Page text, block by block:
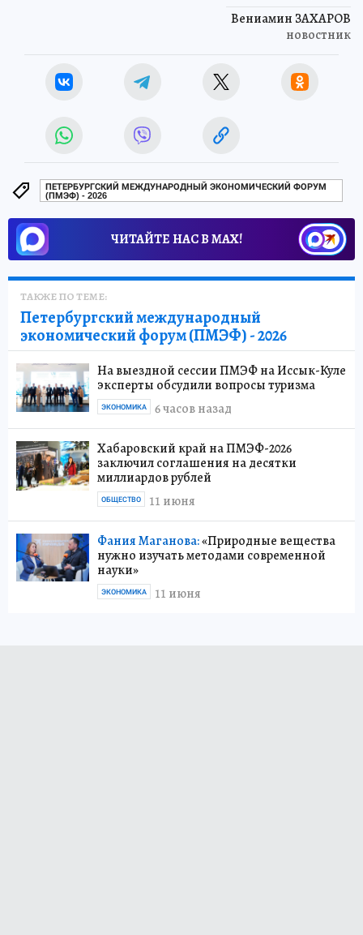
Вениамин ЗАХАРОВ
новостник
ПЕТЕРБУРГСКИЙ МЕЖДУНАРОДНЫЙ ЭКОНОМИЧЕСКИЙ ФОРУМ
(ПМЭФ) - 2026
ЧИТАЙТЕ НАС В МАХ!
ТАКЖЕ ПО ТЕМЕ:
Петербургский международный
экономический форум (ПМЭФ) - 2026
На выездной сессии ПМЭФ на Иссык-Куле
эксперты обсудили вопросы туризма
6 часов назад
ЭКОНОМИКА
Хабаровский край на ПМЭФ-2026
заключил соглашения на десятки
миллиардов рублей
11 июня
ОБЩЕСТВО
Фания Маганова:«Природные вещества
нужно изучать методами современной
науки»
11 июня
ЭКОНОМИКА